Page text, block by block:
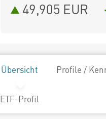
49,905 EUR
Übersicht Profile /
ETF-Profil